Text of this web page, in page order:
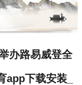
办路易威登全
下载安装_